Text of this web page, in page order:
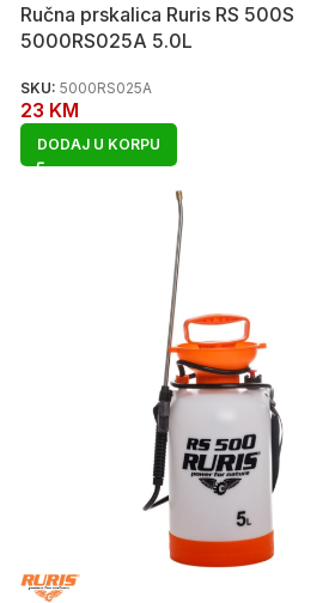
Ručna prskalica Ruris RS 500S
5000RS025A 5.0L
SKU: 5000RS025A
23 KM
DODAJ U KORPU